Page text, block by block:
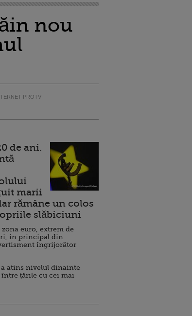
nou
PROTV
de ani.
marii
rămâne un colos
slăbiciuni
euro, extrem de
în principal din
îngrijorător
atins nivelul dinainte
țările cu cei mai